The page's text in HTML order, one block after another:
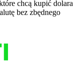
chcą kupić dolara
bez zbędnego